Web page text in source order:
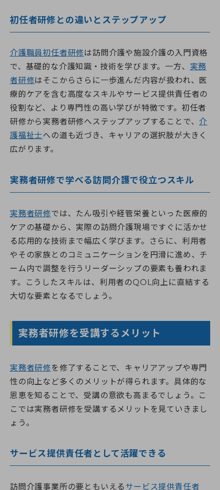
初任者研修との違いとステップアップ
介護職員初任者研修は訪問介護や施設介護の入門資格
で、基礎的な介護知識・技術を学びます。一方、 実務
者研修はそこからさらに一歩進んだ内容が扱われ、医
療的ケアを含む高度なスキルやサービス提供責任者の
役割など、より専門性の高い学びが特徴です。初任者
研修から実務者研修へステップアップすることで、 介
護福祉士への道も近づき、キャリアの選択肢が大きく
広がります。
実務者研修で学べる訪問介護で役立つスキル
実務者研修では、たん吸引や経管栄養といった医療的
ケアの基礎から、実際の訪問介護現場ですぐに活かせ
る応用的な技術まで幅広く学びます。さらに、利用者
やその家族とのコミュニケーションを円滑に進め、チ
ーム内で調整を行うリーダーシップの要素も養われま
す。こうしたスキルは、利用者のQOL向上に直結する
大切な要素となるでしょう。
実務者研修を受講するメリット
実務者研修を修了することで、キャリアアップや専門
性の向上など多くのメリットが得られます。具体的な
恩恵を知ることで、受講の意欲も高まるでしょう。こ
こでは実務者研修を受講するメリットを見ていきまし
ょう。
サービス提供責任者として活躍できる
訪問介護事業所の要ともいえる サービス提供責任者